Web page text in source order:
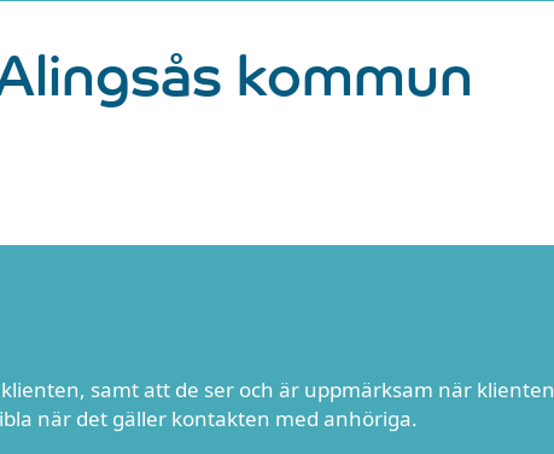
kommun
samt att de ser och är uppmärksam när klienten
när det gäller kontakten med anhöriga.